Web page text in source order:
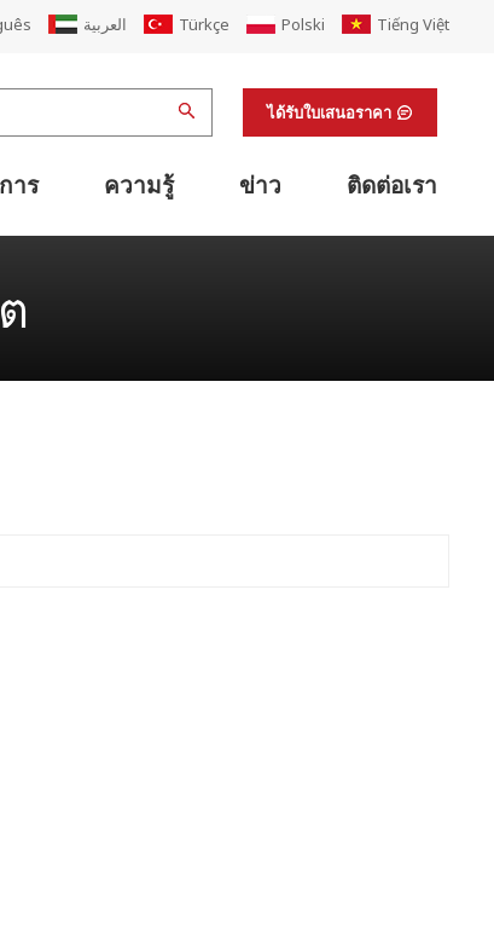
العربية Türkçe Polski Tiếng Việt
ได้รับใบเสนอราคา
าร ความรู้ ข่าว ติดต่อเรา